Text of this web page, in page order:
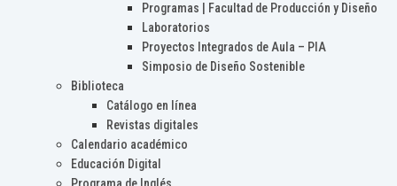
Programas | Facultad de Producción y Diseño
Laboratorios
Proyectos Integrados de Aula – PIA
Simposio de Diseño Sostenible
Biblioteca
Catálogo en línea
Revistas digitales
Calendario académico
Educación Digital